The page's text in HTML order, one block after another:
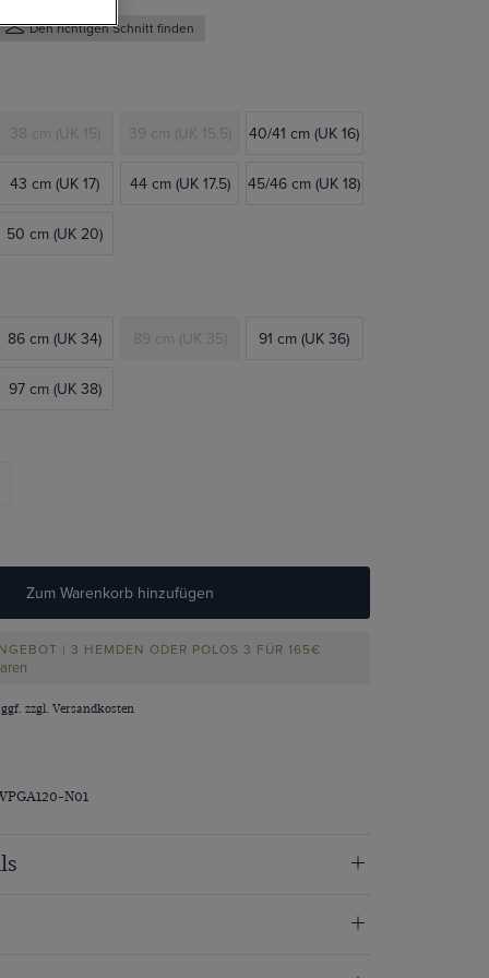
Den richtigen Schnitt finden
38 cm (UK 15) 39 cm (UK 15.5) 40/41 cm (UK 16)
43 cm (UK 17) 44 cm (UK 17.5) 45/46 cm (UK 18)
50 cm (UK 20)
86 cm (UK 34) 89 cm (UK 35) 91 cm (UK 36)
97 cm (UK 38)
Zum Warenkorb hinzufügen
| 3 HEMDEN ODER POLOS 3 FÜR 165€
zzgl. Versandkosten
N01